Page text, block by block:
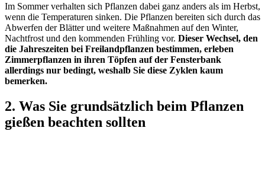
Im Sommer verhalten sich Pflanzen dabei ganz anders als im Herbst,
wenn die Temperaturen sinken. Die Pflanzen bereiten sich durch das
Abwerfen der Blätter und weitere Maßnahmen auf den Winter,
Nachtfrost und den kommenden Frühling vor. Dieser Wechsel, den
die Jahreszeiten bei Freilandpflanzen bestimmen, erleben
Zimmerpflanzen in ihren Töpfen auf der Fensterbank
allerdings nur bedingt, weshalb Sie diese Zyklen kaum
bemerken.
2. Was Sie grundsätzlich beim Pflanzen
gießen beachten sollten